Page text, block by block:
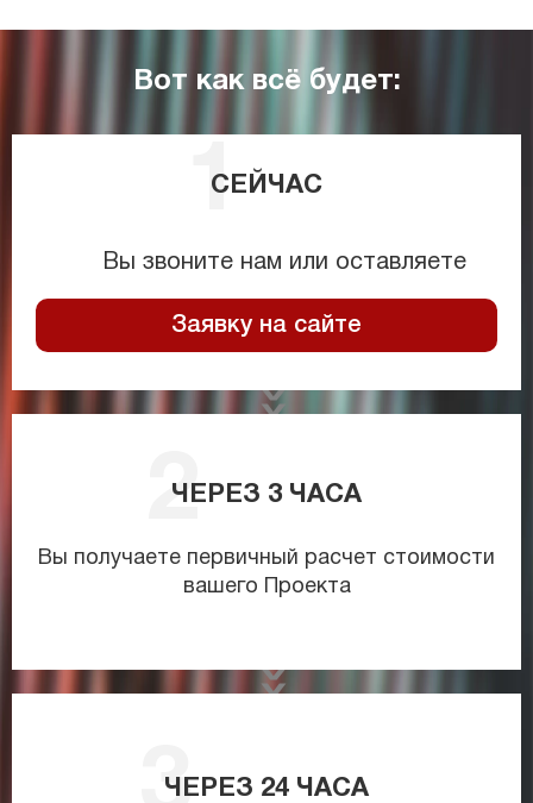
Вот как всё будет:
СЕЙЧАС
Вы звоните нам или оставляете
Заявку на сайте
ЧЕРЕЗ 3 ЧАСА
Вы получаете первичный расчет стоимости
вашего Проекта
ЧЕРЕЗ 24 ЧАСА